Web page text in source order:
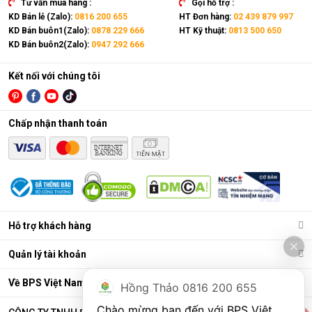
Điều hòa di động là gì?
Các chức năng chính của máy bao gồm: Làm lạnh, quạt gió,
hút ẩm và lọc khí. Bên cạnh đó, dòng sản phẩm này còn được
trang bị thêm khá nhiều tính năng và tiện ích đi kèm như: Hẹn
giờ, khóa trẻ em, remote, kết nối wifi,...
Ưu điểm vượt trội của điều hòa di động
Đáp ứng tốt nhu cầu làm mát, dễ dàng tháo lắp và di chuyển
Tư vấn mua hàng :
KD Bán lẻ (Zalo): 0816 200 655
KD Bán buôn1(Zalo): 0878 229 666
KD Bán buôn2(Zalo): 0947 292 666
Gọi hỗ trợ :
HT Đơn hàng: 02 439 879 997
HT Kỹ thuật: 0813 500 650
Hỗ trợ khách hàng
Quản lý tài khoản
Về BPS Việt Nam
Kết nối với chúng tôi
Chấp nhận thanh toán
Hồng Thảo 0816 200 655